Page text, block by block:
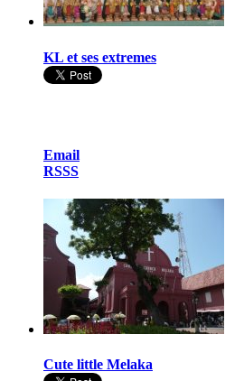
KL et ses extremes
Email
RSSS
Cute little Melaka